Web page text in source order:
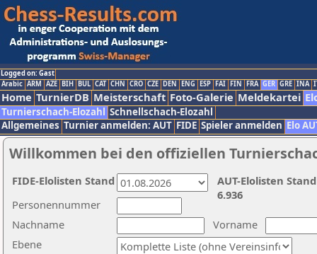
Logged on: Gast
Arabic ARM AZE BIH BUL CAT CHN CRO CZE DEN ENG ESP FAI FIN FRA GER GRE INA
Home TurnierDB Meisterschaft Foto-Galerie Meldekartei
Turnierschach-Elozahl Schnellschach-Elozahl
Allgemeines Turnier anmelden: AUT FIDE Spieler anmelden Elo
Willkommen bei den offiziellen
Nachname
Vorname
Ebene
Personennummer
AUT-Elolisten
6.936
FIDE-Elolisten Stand